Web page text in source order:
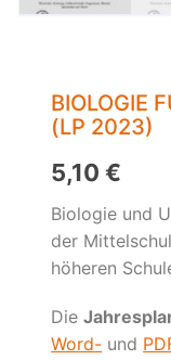
BIOLOGIE
(LP 2023)
5,10€
Biologie und
der
höheren
Die
Word- und